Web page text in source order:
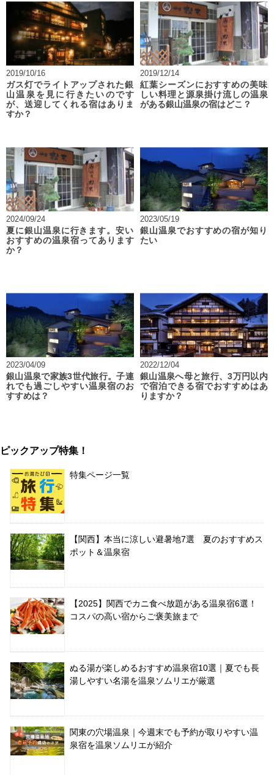
2019/10/16
ガス灯でライトアップされた銀
山温泉を見に行きたいのです
が、送迎してくれる宿はありま
すか？
2019/12/14
紅葉シーズンにおすすめの美味
しい料理と源泉掛け流しの温泉
がある銀山温泉の宿はどこ？
2024/09/24
夏に銀山温泉に行きます。安い
おすすめの温泉宿ってあります
か？
2023/05/19
銀山温泉でおすすめの宿が知り
たい
2023/04/09
銀山温泉で家族3世代旅行。子連
れでも過ごしやすい温泉宿のお
すすめは？
2022/12/04
銀山温泉へ母と旅行、3万円以内
で宿泊できる宿でおすすめはあ
りますか？
ピックアップ特集！
特集ページ一覧
【関西】本当に涼しい避暑地7選 夏のおすすめス
ポット＆温泉宿
【2025】関西でカニ食べ放題がある温泉宿6選！
コスパの高い宿からご褒美旅まで
ぬる湯が楽しめるおすすめ温泉宿10選｜夏でも長
湯しやすい名湯を温泉ソムリエが厳選
関東の穴場温泉｜今週末でも予約が取りやすい温
泉宿を温泉ソムリエが紹介